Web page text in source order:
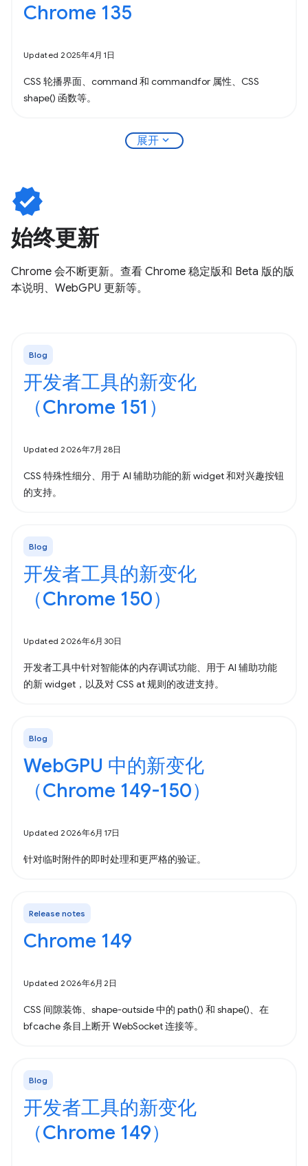
Chrome 135
Updated 2025年4月1日
CSS 轮播界面、command 和 commandfor 属性、CSS
shape() 函数等。
展开 expand_more
verified
始终更新
Chrome 会不断更新。查看 Chrome 稳定版和 Beta 版的版
本说明、WebGPU 更新等。
Blog
开发者工具的新变化
（Chrome 151）
Updated 2026年7月28日
CSS 特殊性细分、用于 AI 辅助功能的新 widget 和对兴趣按钮
的支持。
Blog
开发者工具的新变化
（Chrome 150）
Updated 2026年6月30日
开发者工具中针对智能体的内存调试功能、用于 AI 辅助功能
的新 widget，以及对 CSS at 规则的改进支持。
Blog
WebGPU 中的新变化
（Chrome 149-150）
Updated 2026年6月17日
针对临时附件的即时处理和更严格的验证。
Release notes
Chrome 149
Updated 2026年6月2日
CSS 间隙装饰、shape-outside 中的 path() 和 shape()、在
bfcache 条目上断开 WebSocket 连接等。
Blog
开发者工具的新变化
（Chrome 149）